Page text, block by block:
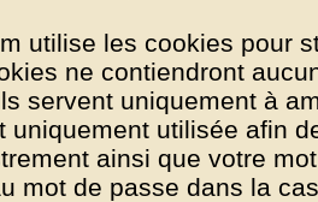
utilise les cookies pour
ne contiendront
servent uniquement à
uniquement utilisée afin
ainsi que votre
mot de passe dans la